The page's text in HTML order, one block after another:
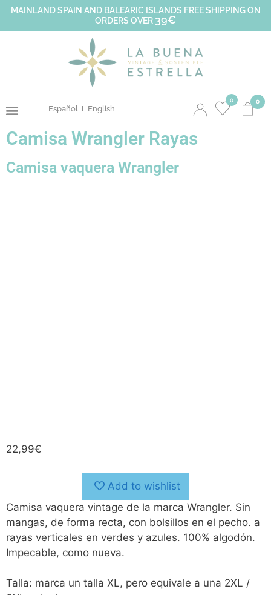
MAINLAND SPAIN AND BALEARIC ISLANDS FREE SHIPPING ON
ORDERS OVER 39€
Español English
0 0
Camisa Wrangler Rayas
Camisa vaquera Wrangler
22,99€
Add to wishlist
Camisa vaquera vintage de la marca Wrangler. Sin
mangas, de forma recta, con bolsillos en el pecho. a
rayas verticales en verdes y azules. 100% algodón.
Impecable, como nueva.
Talla: marca un talla XL, pero equivale a una 2XL /